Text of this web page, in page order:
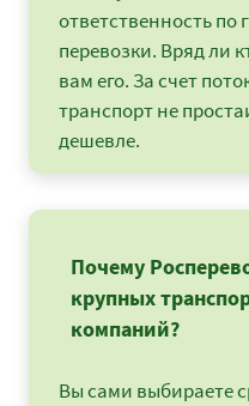
ответственность по
перевозки. Вряд ли
вам его. За счет
транспорт не
дешевле.
Почему
крупных
компаний?
Вы сами выбираете